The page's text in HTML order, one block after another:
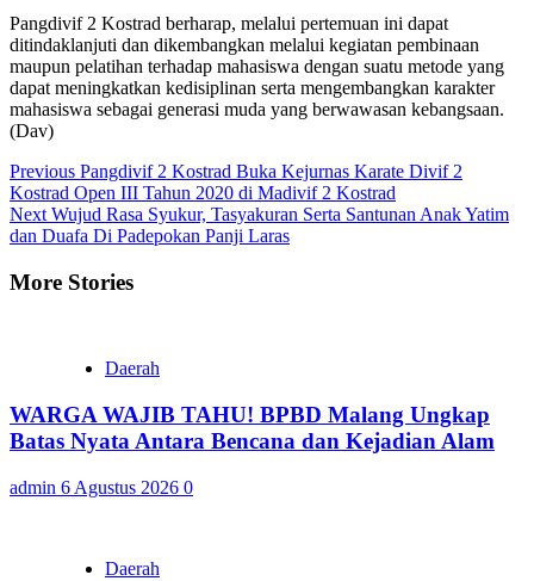
Pangdivif 2 Kostrad berharap, melalui pertemuan ini dapat
ditindaklanjuti dan dikembangkan melalui kegiatan pembinaan
maupun pelatihan terhadap mahasiswa dengan suatu metode yang
dapat meningkatkan kedisiplinan serta mengembangkan karakter
mahasiswa sebagai generasi muda yang berwawasan kebangsaan.
(Dav)
Continue
Reading
Previous Pangdivif 2 Kostrad Buka Kejurnas Karate Divif 2
Kostrad Open III Tahun 2020 di Madivif 2 Kostrad
Next Wujud Rasa Syukur, Tasyakuran Serta Santunan Anak Yatim
dan Duafa Di Padepokan Panji Laras
More Stories
Daerah
WARGA WAJIB TAHU! BPBD Malang Ungkap
Batas Nyata Antara Bencana dan Kejadian Alam
admin 6 Agustus 2026 0
Daerah